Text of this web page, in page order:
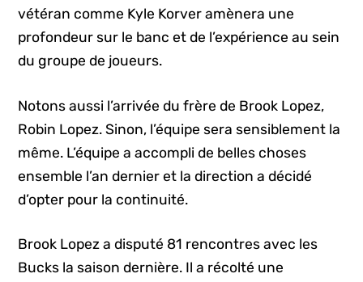
vétéran comme Kyle Korver amènera une
profondeur sur le banc et de l’expérience au sein
du groupe de joueurs.
Notons aussi l’arrivée du frère de Brook Lopez,
Robin Lopez. Sinon, l’équipe sera sensiblement la
même. L’équipe a accompli de belles choses
ensemble l’an dernier et la direction a décidé
d’opter pour la continuité.
Brook Lopez a disputé 81 rencontres avec les
Bucks la saison dernière. Il a récolté une